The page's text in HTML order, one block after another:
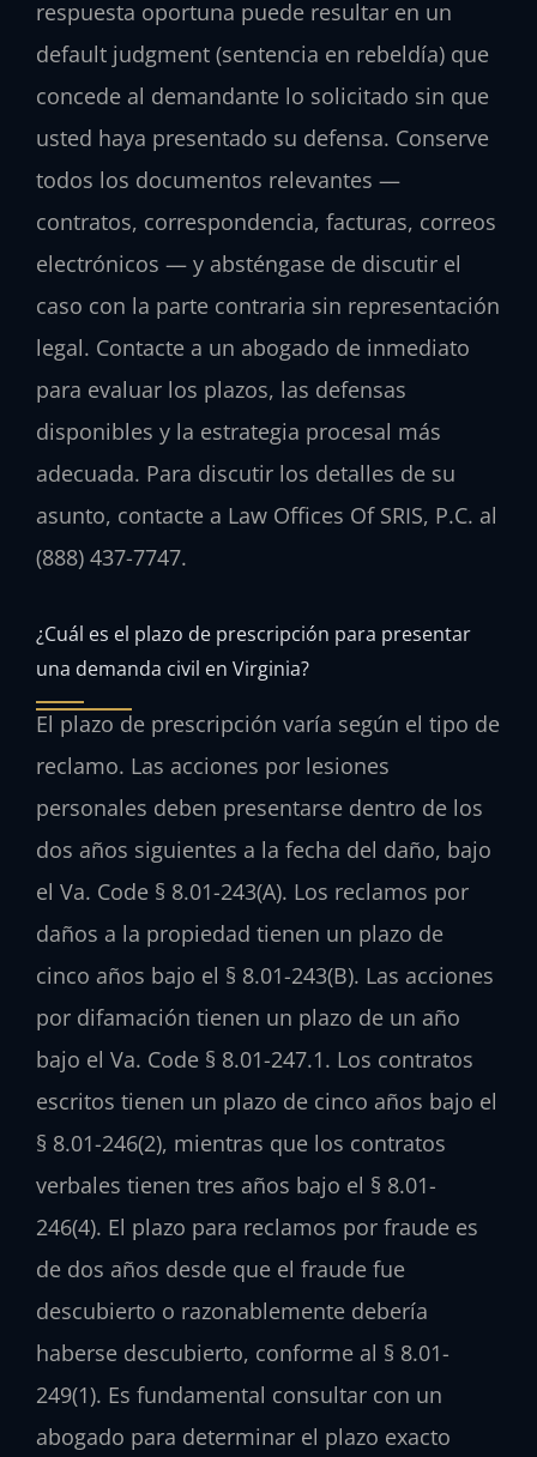
respuesta oportuna puede resultar en un
default judgment (sentencia en rebeldía) que
concede al demandante lo solicitado sin que
usted haya presentado su defensa. Conserve
todos los documentos relevantes —
contratos, correspondencia, facturas, correos
electrónicos — y absténgase de discutir el
caso con la parte contraria sin representación
legal. Contacte a un abogado de inmediato
para evaluar los plazos, las defensas
disponibles y la estrategia procesal más
adecuada. Para discutir los detalles de su
asunto, contacte a Law Offices Of SRIS, P.C. al
(888) 437-7747.
¿Cuál es el plazo de prescripción para presentar
una demanda civil en Virginia?
El plazo de prescripción varía según el tipo de
reclamo. Las acciones por lesiones
personales deben presentarse dentro de los
dos años siguientes a la fecha del daño, bajo
el Va. Code § 8.01-243(A). Los reclamos por
daños a la propiedad tienen un plazo de
cinco años bajo el § 8.01-243(B). Las acciones
por difamación tienen un plazo de un año
bajo el Va. Code § 8.01-247.1. Los contratos
escritos tienen un plazo de cinco años bajo el
§ 8.01-246(2), mientras que los contratos
verbales tienen tres años bajo el § 8.01-
246(4). El plazo para reclamos por fraude es
de dos años desde que el fraude fue
descubierto o razonablemente debería
haberse descubierto, conforme al § 8.01-
249(1). Es fundamental consultar con un
abogado para determinar el plazo exacto